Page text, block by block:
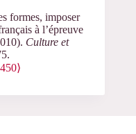
formes, imposer
à l’épreuve
Culture et